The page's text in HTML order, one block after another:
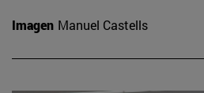
Imagen Manuel Castells